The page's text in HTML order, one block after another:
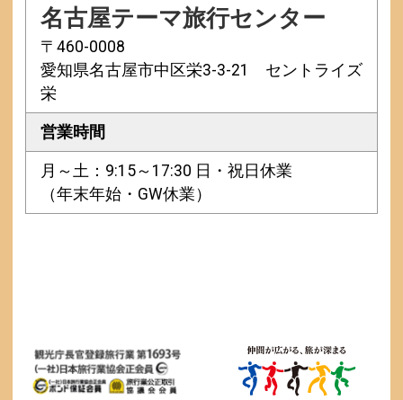
名古屋テーマ旅行センター
〒460-0008
愛知県名古屋市中区栄3-3-21 セントライズ
栄
営業時間
月～土：9:15～17:30 日・祝日休業
（年末年始・GW休業）